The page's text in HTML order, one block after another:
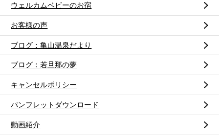
ウェルカムベビーのお宿
お客様の声
ブログ：亀山温泉だより
ブログ：若旦那の夢
キャンセルポリシー
パンフレットダウンロード
動画紹介